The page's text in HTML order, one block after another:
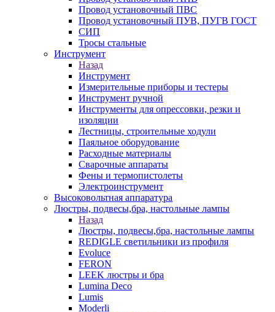
Провод установочный ПВС
Провод установочный ПУВ, ПУГВ ГОСТ
СИП
Тросы стальные
Инструмент
Назад
Инструмент
Измерительные приборы и тестеры
Инструмент ручной
Инструменты для опрессовки, резки и
изоляции
Лестницы, строительные ходули
Паяльное оборудование
Расходные материалы
Сварочные аппараты
Фены и термопистолеты
Электроинструмент
Высоковольтная аппаратура
Люстры, подвесы,бра, настольные лампы
Назад
Люстры, подвесы,бра, настольные лампы
REDIGLE светильники из профиля
Evoluce
FERON
LEEK люстры и бра
Lumina Deco
Lumis
Moderli